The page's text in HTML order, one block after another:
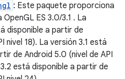
: Este paquete proporciona
ES 3.0/3.1 . La
disponible a partir de
nivel 18). La versión 3.1 está
de Android 5.0 (nivel de API
está disponible a partir de